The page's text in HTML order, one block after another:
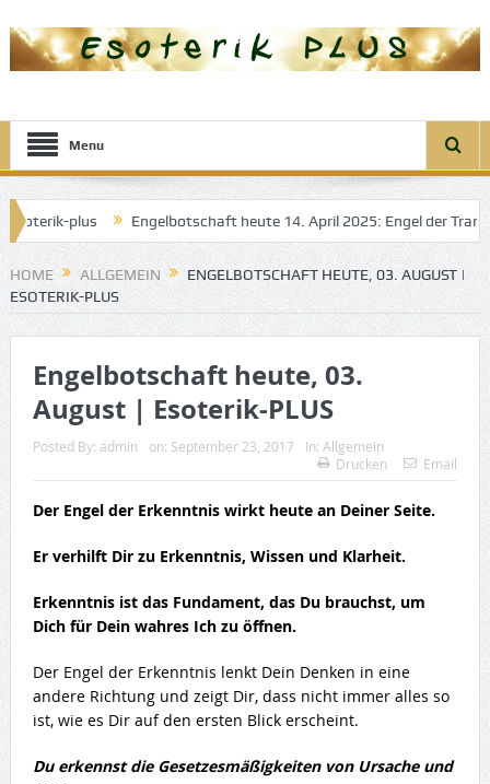
Menu
Engelbotschaft heute 14. April 2025: Engel der Transformtion
HOME ALLGEMEIN
ENGELBOTSCHAFT HEUTE, 03. AUGUST |
ESOTERIK-PLUS
Engelbotschaft heute, 03.
August | Esoterik-PLUS
Posted By: admin on: September 23, 2017 In: Allgemein
Drucken
Email
Der Engel der Erkenntnis wirkt heute an Deiner Seite.
Er verhilft Dir zu Erkenntnis, Wissen und Klarheit.
Erkenntnis ist das Fundament, das Du brauchst, um
Dich für Dein wahres Ich zu öffnen.
Der Engel der Erkenntnis lenkt Dein Denken in eine
andere Richtung und zeigt Dir, dass nicht immer alles so
ist, wie es Dir auf den ersten Blick erscheint.
Du erkennst die Gesetzesmäßigkeiten von Ursache und